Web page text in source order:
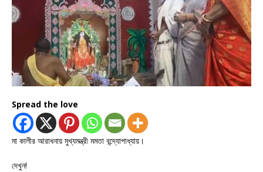
Spread the love
মা কালীর আরাধনায় মুখ্যমন্ত্রী মমতা বন্দ্যোপাধ্যায়।
দেখুন!